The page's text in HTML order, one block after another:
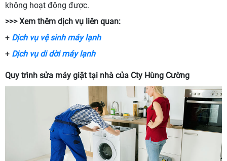
không hoạt động được.
>>> Xem thêm dịch vụ liên quan:
+ Dịch vụ vệ sinh máy lạnh
+ Dịch vụ di dời máy lạnh
Quy trình sửa máy giặt tại nhà của Cty Hùng Cường